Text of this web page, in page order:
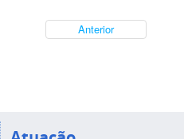
Anterior